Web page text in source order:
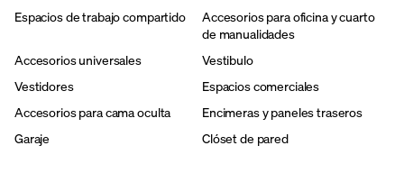
Espacios de trabajo compartido
Accesorios para oficina y cuarto
de manualidades
Accesorios universales
Vestibulo
Vestidores
Espacios comerciales
Accesorios para cama oculta
Encimeras y paneles traseros
Garaje
Clóset de pared